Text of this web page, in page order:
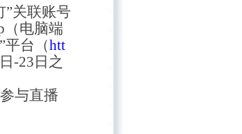
”关联账号
（电脑端
平台（htt
-23日之
与直播